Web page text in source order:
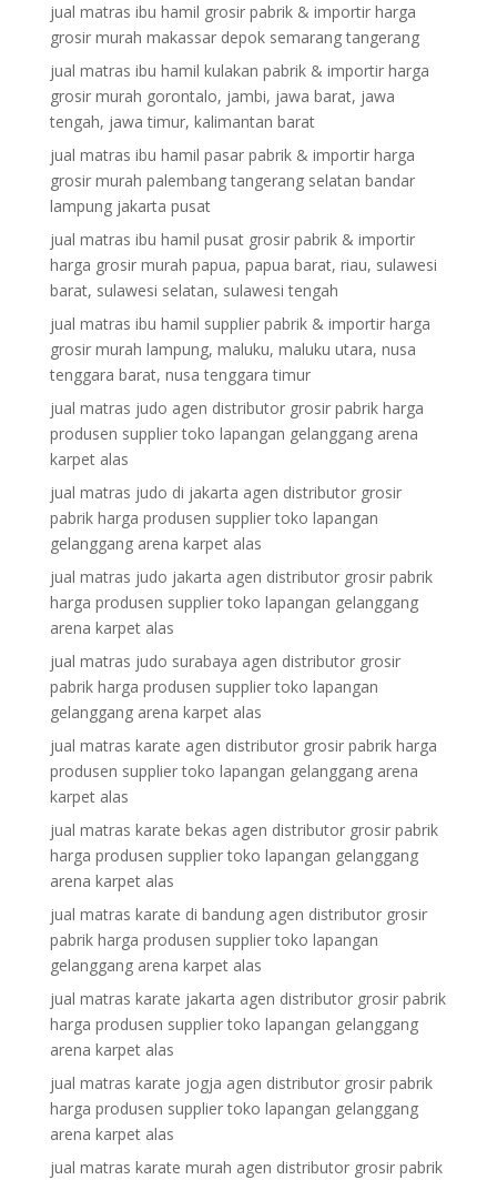
jual matras ibu hamil grosir pabrik & importir harga
grosir murah makassar depok semarang tangerang
jual matras ibu hamil kulakan pabrik & importir harga
grosir murah gorontalo, jambi, jawa barat, jawa
tengah, jawa timur, kalimantan barat
jual matras ibu hamil pasar pabrik & importir harga
grosir murah palembang tangerang selatan bandar
lampung jakarta pusat
jual matras ibu hamil pusat grosir pabrik & importir
harga grosir murah papua, papua barat, riau, sulawesi
barat, sulawesi selatan, sulawesi tengah
jual matras ibu hamil supplier pabrik & importir harga
grosir murah lampung, maluku, maluku utara, nusa
tenggara barat, nusa tenggara timur
jual matras judo agen distributor grosir pabrik harga
produsen supplier toko lapangan gelanggang arena
karpet alas
jual matras judo di jakarta agen distributor grosir
pabrik harga produsen supplier toko lapangan
gelanggang arena karpet alas
jual matras judo jakarta agen distributor grosir pabrik
harga produsen supplier toko lapangan gelanggang
arena karpet alas
jual matras judo surabaya agen distributor grosir
pabrik harga produsen supplier toko lapangan
gelanggang arena karpet alas
jual matras karate agen distributor grosir pabrik harga
produsen supplier toko lapangan gelanggang arena
karpet alas
jual matras karate bekas agen distributor grosir pabrik
harga produsen supplier toko lapangan gelanggang
arena karpet alas
jual matras karate di bandung agen distributor grosir
pabrik harga produsen supplier toko lapangan
gelanggang arena karpet alas
jual matras karate jakarta agen distributor grosir pabrik
harga produsen supplier toko lapangan gelanggang
arena karpet alas
jual matras karate jogja agen distributor grosir pabrik
harga produsen supplier toko lapangan gelanggang
arena karpet alas
jual matras karate murah agen distributor grosir pabrik